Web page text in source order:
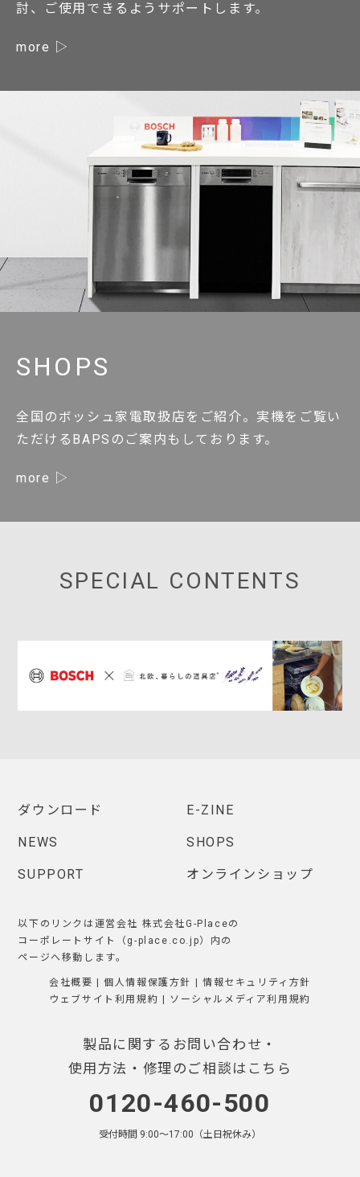
討、ご使用できるようサポートします。
more
SHOPS
全国のボッシュ家電取扱店をご紹介。実機をご覧い
ただけるBAPSのご案内もしております。
more
SPECIAL CONTENTS
ダウンロード E-ZINE
NEWS SHOPS
SUPPORT オンラインショップ
以下のリンクは運営会社 株式会社G-Placeの
コーポレートサイト（g-place.co.jp）内の
ページへ移動します。
会社概要 |個人情報保護方針 | 情報セキュリティ方針
ウェブサイト利用規約 | ソーシャルメディア利用規約
製品に関するお問い合わせ・
使用方法・修理のご相談はこちら
0120-460-500
受付時間 9:00〜17:00（土日祝休み）